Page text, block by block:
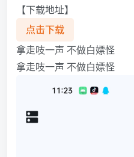
【下载地址】
点击下载
拿走吱一声 不做白嫖怪
拿走吱一声 不做白嫖怪